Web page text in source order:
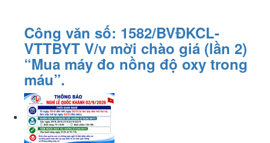
Công văn số: 1582/BVĐKCL-
VTTBYT V/v mời chào giá (lần 2)
“Mua máy đo nồng độ oxy trong
máu”.